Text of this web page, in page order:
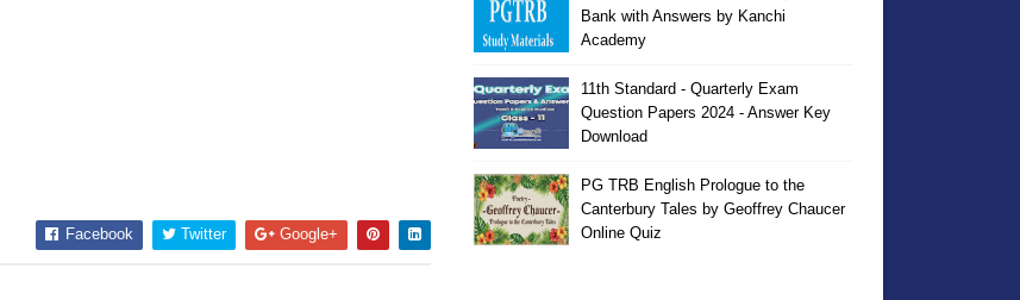
Facebook Twitter Google+
Bank with Answers by Kanchi
Academy
11th Standard - Quarterly Exam
Question Papers 2024 - Answer Key
Download
PG TRB English Prologue to the
Canterbury Tales by Geoffrey Chaucer
Online Quiz